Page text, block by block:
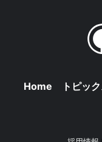
Home トピッ